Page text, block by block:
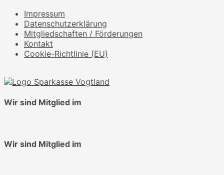
Impressum
Datenschutzerklärung
Mitgliedschaften / Förderungen
Kontakt
Cookie-Richtlinie (EU)
Wir sind Mitglied im
Wir sind Mitglied im